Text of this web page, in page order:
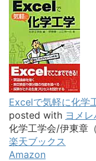
Excelで気軽に化学
posted with ヨメレ
化学工学会/伊東章
楽天ブックス
Amazon